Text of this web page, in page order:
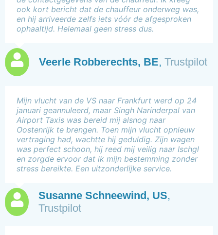
ook kort bericht dat de chauffeur onderweg was,
en hij arriveerde zelfs iets vóór de afgesproken
ophaaltijd. Helemaal geen stress dus.
Veerle Robberechts, BE, Trustpilot
Mijn vlucht van de VS naar Frankfurt werd op 24
januari geannuleerd, maar Singh Narinderpal van
Airport Taxis was bereid mij alsnog naar
Oostenrijk te brengen. Toen mijn vlucht opnieuw
vertraging had, wachtte hij geduldig. Zijn wagen
was perfect schoon, hij reed mij veilig naar Ischgl
en zorgde ervoor dat ik mijn bestemming zonder
stress bereikte. Een uitzonderlijke service.
Susanne Schneewind, US,
Trustpilot